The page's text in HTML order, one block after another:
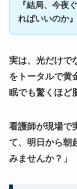
『結局、今夜
ればいいのか
実は、光だけで
をトータルで黄
眠でも驚くほど
看護師が現場で
て、明日から朝
みませんか？」